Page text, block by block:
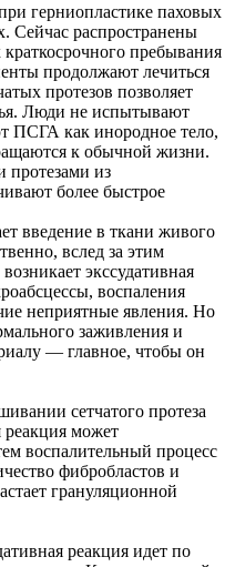
герниопластике паховых
Сейчас распространены
пребывания
продолжают лечиться
протезов позволяет
Люди не испытывают
ПСГА как инородное тело,
к обычной жизни.
протезами из
более быстрое
введение в ткани живого
вслед за этим
экссудативная
воспаления
неприятные явления. Но
заживления и
— главное, чтобы он
сетчатого протеза
реакция может
воспалительный процесс
фибробластов и
грануляционной
реакция идет по